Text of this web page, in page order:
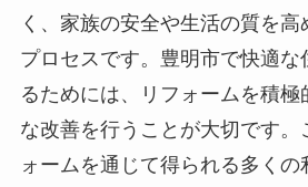
く、家族の安全や生活の質を
プロセスです。豊明市で快適な
るためには、リフォームを積
な改善を行うことが大切です。
ォームを通じて得られる多く